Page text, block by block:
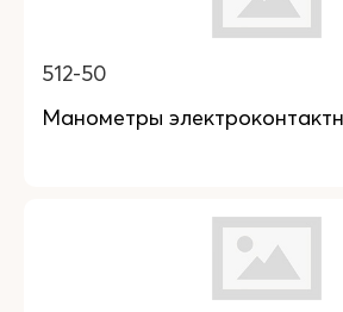
512-50
Манометры